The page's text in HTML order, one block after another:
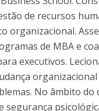
de recursos
organizacional.
de MBA e
executivos.
No âmbito
segurança